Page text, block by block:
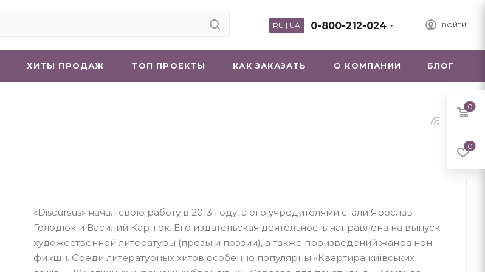
ВОЙТИ
0-800-212-024
RU | UA
ХИТЫ ПРОДАЖ ТОП ПРОЕКТЫ КАК ЗАКАЗАТЬ О КОМПАНИИ БЛОГ
«Discursus» начал свою работу в 2013 году, а его учредителями стали Ярослав
Голодюк и Василий Карпюк. Его издательская деятельность направлена ​​на выпуск
художественной литературы (прозы и поэзии), а также произведений жанра нон-
фикшн. Среди литературных хитов особенно популярны «Квартира київських
0
0